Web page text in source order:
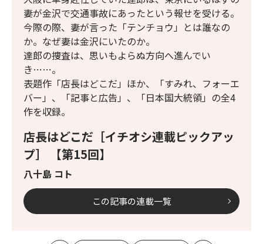
店長はどこだ［イチオシ連載ピックアッ
プ］ 【第15回】
八十島 コト
妻が金沢で交通事故にあったという報せを受ける。
今際の際、妻が言った「テンチョウ」とは誰なの
か。なぜ妻は金沢にいたのか。
達郎の捜査は、思いもよらぬ方向へ進んでい
き……。
表題作「店長はどこだ」ほか、「すみれ、フォーエ
バー」、「記事と広告」、「日本国大統領」の全4
作を収録。
この記事の連載一覧